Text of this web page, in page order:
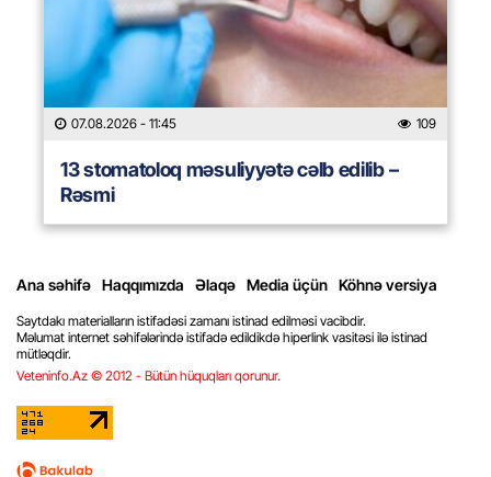
07.08.2026 - 11:45 109
13 stomatoloq məsuliyyətə cəlb edilib –
Rəsmi
Ana səhifə Haqqımızda Əlaqə Media üçün Köhnə versiya
Saytdakı materialların istifadəsi zamanı istinad edilməsi vacibdir.
Məlumat internet səhifələrində istifadə edildikdə hiperlink vasitəsi ilə istinad
mütləqdir.
Veteninfo.Az © 2012 - Bütün hüquqları qorunur.